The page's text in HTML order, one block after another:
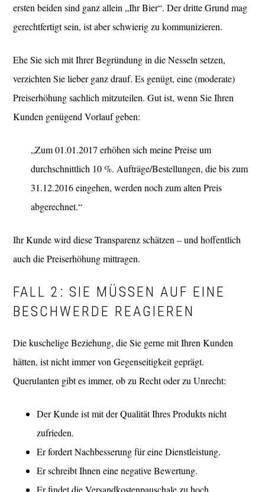
ersten beiden sind ganz allein „Ihr Bier“. Der dritte Grund mag
gerechtfertigt sein, ist aber schwierig zu kommunizieren.
Ehe Sie sich mit Ihrer Begründung in die Nesseln setzen,
verzichten Sie lieber ganz drauf. Es genügt, eine (moderate)
Preiserhöhung sachlich mitzuteilen. Gut ist, wenn Sie Ihren
Kunden genügend Vorlauf geben:
„Zum 01.01.2017 erhöhen sich meine Preise um
durchschnittlich 10 %. Aufträge/Bestellungen, die bis zum
31.12.2016 eingehen, werden noch zum alten Preis
abgerechnet.“
Ihr Kunde wird diese Transparenz schätzen – und hoffentlich
auch die Preiserhöhung mittragen.
FALL 2: SIE MÜSSEN AUF EINE
BESCHWERDE REAGIEREN
Die kuschelige Beziehung, die Sie gerne mit Ihren Kunden
hätten, ist nicht immer von Gegenseitigkeit geprägt.
Querulanten gibt es immer, ob zu Recht oder zu Unrecht:
Der Kunde ist mit der Qualität Ihres Produkts nicht
zufrieden.
Er fordert Nachbesserung für eine Dienstleistung.
Er schreibt Ihnen eine negative Bewertung.
Er findet die Versandkostenpauschale zu hoch.